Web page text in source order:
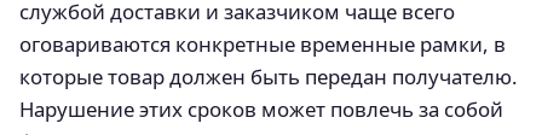
службой доставки и заказчиком чаще всего
оговариваются конкретные временные рамки, в
которые товар должен быть передан получателю.
Нарушение этих сроков может повлечь за собой